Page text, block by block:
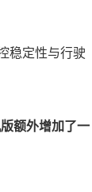
稳定性与行驶
额外增加了一